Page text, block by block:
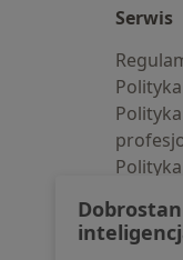
Serwis
Polityka